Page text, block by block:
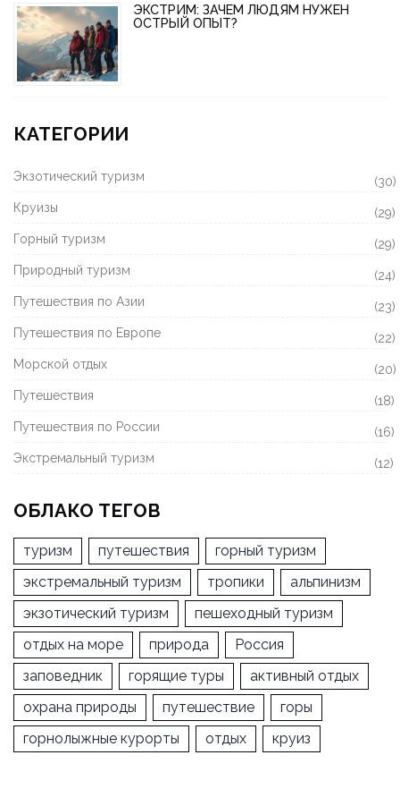
ЭКСТРИМ: ЗАЧЕМ ЛЮДЯМ НУЖЕН
ОСТРЫЙ ОПЫТ?
КАТЕГОРИИ
Экзотический туризм
(30)
Круизы
(29)
Горный туризм
(29)
Природный туризм
(24)
Путешествия по Азии
(23)
Путешествия по Европе
(22)
Морской отдых
(20)
Путешествия
(18)
Путешествия по России
(16)
Экстремальный туризм
(12)
ОБЛАКО ТЕГОВ
туризм путешествия
горный туризм
экстремальный туризм
тропики
альпинизм
экзотический туризм
пешеходный туризм
отдых на море
природа
Россия
заповедник
горящие туры
активный отдых
охрана природы
путешествие
горы
горнолыжные курорты
отдых круиз